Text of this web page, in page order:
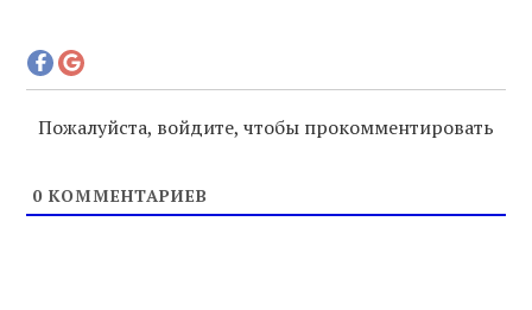
Пожалуйста, войдите, чтобы прокомментировать
0 КОММЕНТАРИЕВ